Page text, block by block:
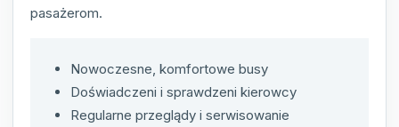
pasażerom.
Nowoczesne, komfortowe busy
Doświadczeni i sprawdzeni kierowcy
Regularne przeglądy i serwisowanie